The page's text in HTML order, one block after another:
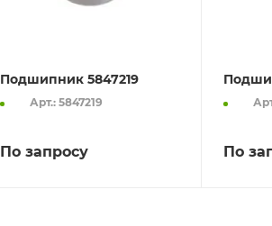
Подшипник 5847219
Арт.: 5847219
По запросу По